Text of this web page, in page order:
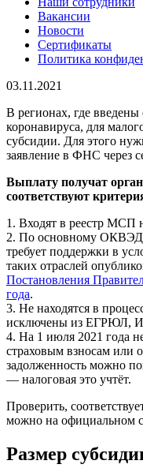
Вакансии
Новости
Сертификаты
Политика
03.11.2021
В регионах, где
коронавируса, для
субсидии. Для этого
заявление в ФНС через
Выплату получат
соответствуют
1. Входят в реестр МСП
2. По основному ОКВЭД
требует поддержки в
таких отраслей
Постановления
года.
3. Не находятся в
исключены из ЕГРЮЛ,
4. На 1 июля 2021 года
страховым взносам или
задолженность можно
— налоговая это учтёт.
Проверить,
можно на официальном
Размер